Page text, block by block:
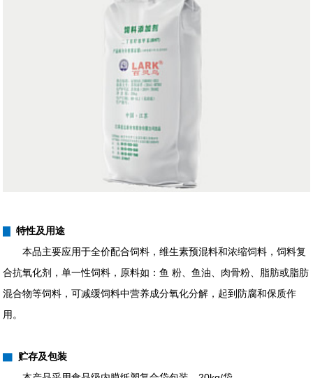
▇特性及用途
本品主要应用于全价配合饲料，维生素预混料和浓缩饲料，饲料复
合抗氧化剂，单一性饲料，原料如：鱼 粉、鱼油、肉骨粉、脂肪或脂肪
混合物等饲料，可减缓饲料中营养成分氧化分解，起到防腐和保质作
用。
▇ 贮存及包装